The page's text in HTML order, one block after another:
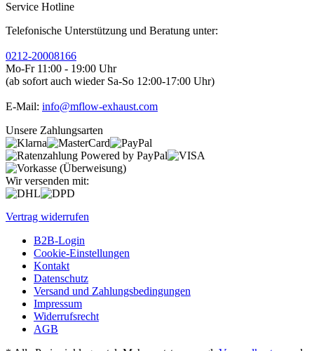
Service Hotline
Telefonische Unterstützung und Beratung unter:
0212-20008166
Mo-Fr 11:00 - 19:00 Uhr
(ab sofort auch wieder Sa-So 12:00-17:00 Uhr)
E-Mail: info@mflow-exhaust.com
Unsere Zahlungsarten
Wir versenden mit:
Vertrag widerrufen
B2B-Login
Cookie-Einstellungen
Kontakt
Datenschutz
Versand und Zahlungsbedingungen
Impressum
Widerrufsrecht
AGB